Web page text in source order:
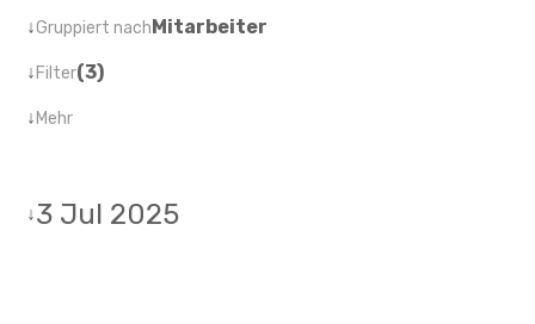
↓Gruppiert nachMitarbeiter
↓Filter(3)
↓Mehr
↓3 Jul 2025